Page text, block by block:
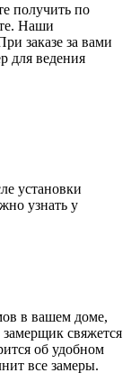
получить по
Наши
заказе за вами
для ведения
установки
узнать у
в вашем доме,
свяжется
об удобном
все замеры.